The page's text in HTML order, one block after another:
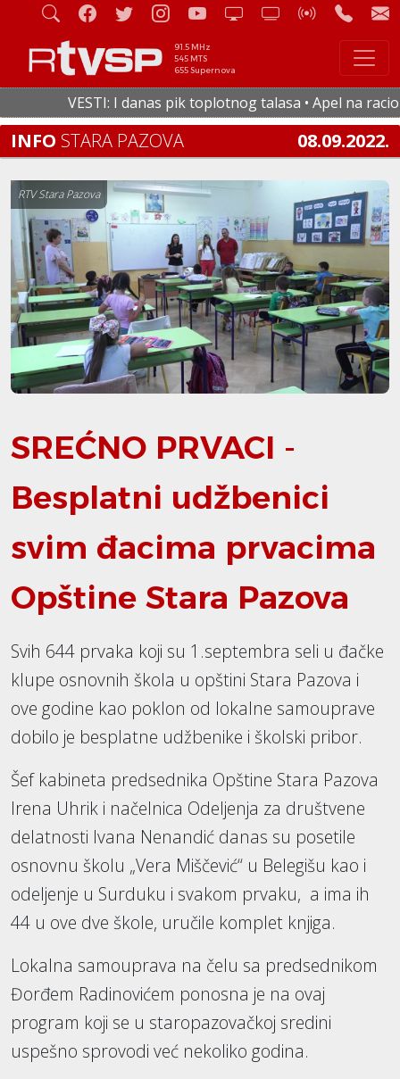
91.5 MHz
545 MTS
655 Supernova
VESTI: I danas pik toplotnog talasa • Apel na
INFO STARA PAZOVA 08.09.2022.
RTV Stara Pazova
SREĆNO PRVACI -
Besplatni udžbenici
svim đacima prvacima
Opštine Stara Pazova
Svih 644 prvaka koji su 1.septembra seli u đačke
klupe osnovnih škola u opštini Stara Pazova i
ove godine kao poklon od lokalne samouprave
dobilo je besplatne udžbenike i školski pribor.
Šef kabineta predsednika Opštine Stara Pazova
Irena Uhrik i načelnica Odeljenja za društvene
delatnosti Ivana Nenandić danas su posetile
osnovnu školu „Vera Miščević“ u Belegišu kao i
odeljenje u Surduku i svakom prvaku, a ima ih
44 u ove dve škole, uručile komplet knjiga.
Lokalna samouprava na čelu sa predsednikom
Đorđem Radinovićem ponosna je na ovaj
program koji se u staropazovačkoj sredini
uspešno sprovodi već nekoliko godina.